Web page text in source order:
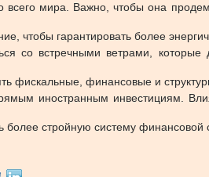
мира. Важно, чтобы она
чтобы гарантировать более
со встречными ветрами,
фискальные, финансовые и
иностранным инвестициям.
стройную систему финансовой